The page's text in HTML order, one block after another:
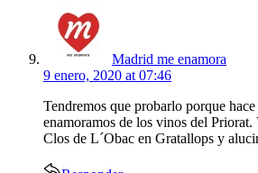
Madrid me enamora
9 enero, 2020 at 07:46
Tendremos que probarlo porque
enamoramos de los vinos del
Clos de L´Obac en Gratallops y